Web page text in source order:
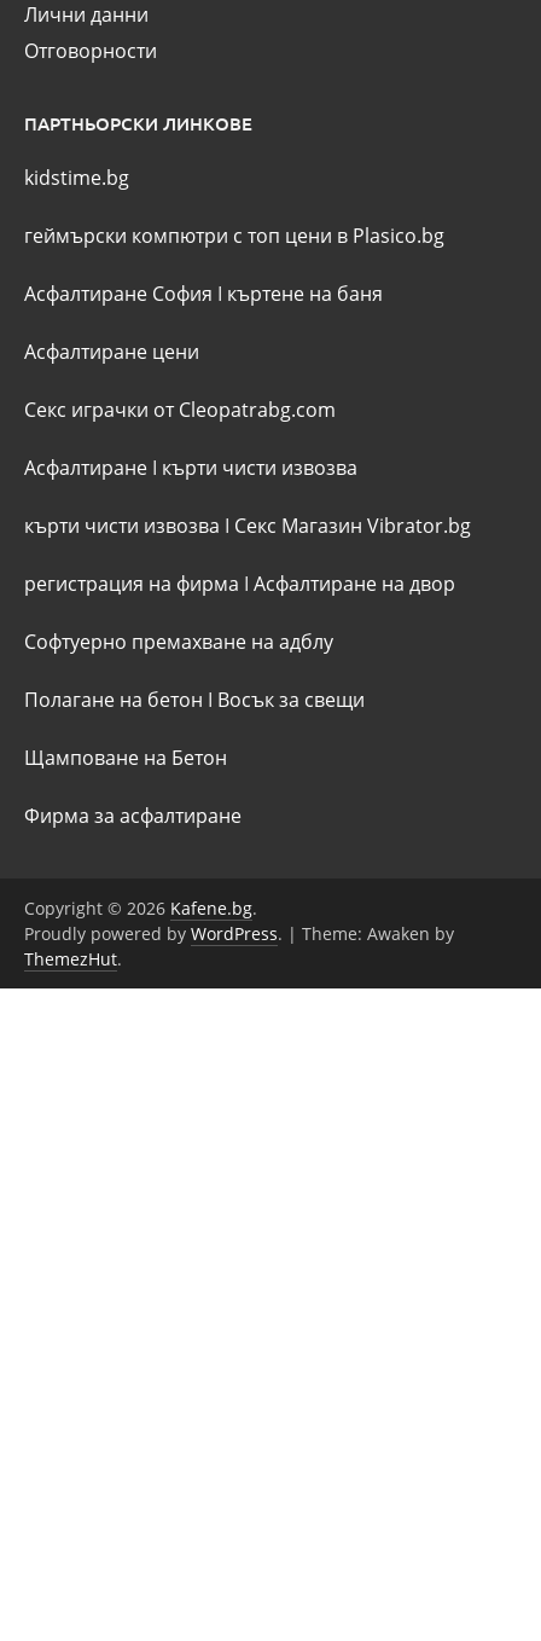
Лични данни
Отговорности
ПАРТНЬОРСКИ ЛИНКОВЕ
kidstime.bg
геймърски компютри с топ цени в Plasico.bg
Асфалтиране София I къртене на баня
Асфалтиране цени
Секс играчки от Cleopatrabg.com
Асфалтиране I кърти чисти извозва
кърти чисти извозва I Секс Магазин Vibrator.bg
регистрация на фирма I Асфалтиране на двор
Софтуерно премахване на адблу
Полагане на бетон I Восък за свещи
Щамповане на Бетон
Фирма за асфалтиране
Copyright © 2026 Kafene.bg.
Proudly powered by WordPress. | Theme: Awaken by
ThemezHut.